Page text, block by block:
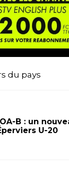
du pays
B : un
U-20